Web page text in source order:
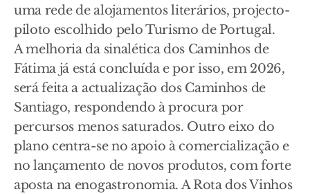
uma rede de alojamentos literários, projecto-
piloto escolhido pelo Turismo de Portugal.
A melhoria da sinalética dos Caminhos de
Fátima já está concluída e por isso, em 2026,
será feita a actualização dos Caminhos de
Santiago, respondendo à procura por
percursos menos saturados. Outro eixo do
plano centra-se no apoio à comercialização e
no lançamento de novos produtos, com forte
aposta na enogastronomia. A Rota dos Vinhos